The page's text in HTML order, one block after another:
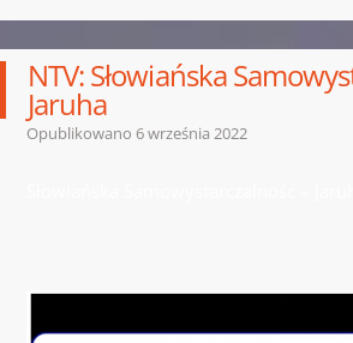
NTV: Słowiańska
Jaruha
Opublikowano 6 września 2022